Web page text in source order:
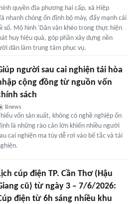
quyền địa phương hai cấp, xã Hiệp
nhanh chóng ổn định bộ máy, đẩy mạnh cải
số. Mô hình 'Dân vận khéo trong thực hiện
huy hiệu quả, góp phần xây dựng nền
dân làm trung tâm phục vụ.
người sau cai nghiện tái hòa
cộng đồng từ nguồn vốn
sách
Bnews
vốn sản xuất, không có nghề nghiệp ổn
là những rào cản lớn khiến nhiều người
cai nghiện ma túy dễ rơi vào bế tắc và tái
cúp điện TP. Cần Thơ (Hậu
cũ) từ ngày 3 – 7/6/2026:
điện từ 6h sáng nhiều khu